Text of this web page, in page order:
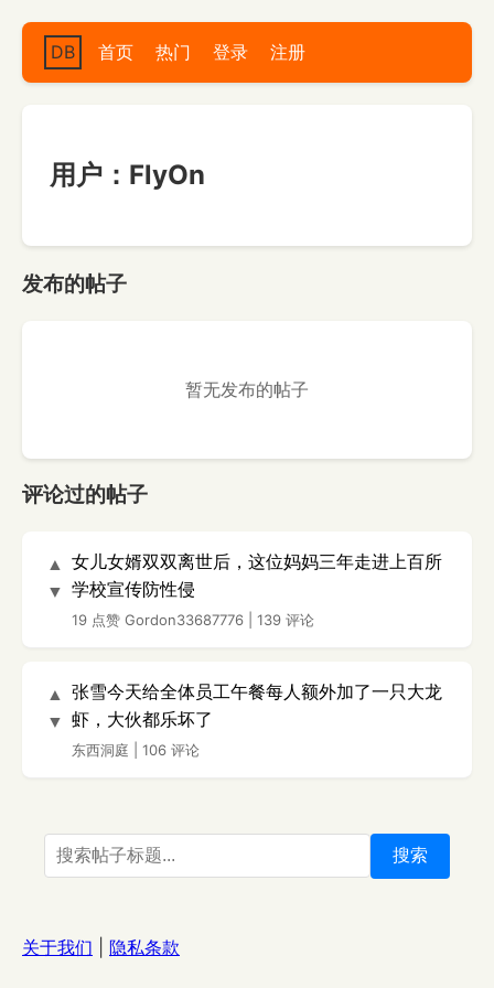
DB 首页 热门 登录 注册
用户：FlyOn
发布的帖子
暂无发布的帖子
评论过的帖子
▲
▼
女儿女婿双双离世后，这位妈妈三年走进上百所
学校宣传防性侵
19 点赞 Gordon33687776 139 评论
▲
▼
张雪今天给全体员工午餐每人额外加了一只大龙
虾，大伙都乐坏了
东西洞庭 106 评论
搜索
关于我们 隐私条款